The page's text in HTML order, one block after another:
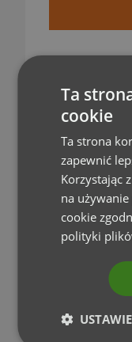
Rodzinny
końca
23.08-
patent
wraz z
Ta
cookie
Ta strona
zapewnić
Korzystając
na
cookie
polityki